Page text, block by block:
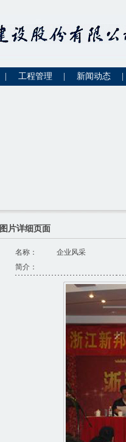
工程管理 新闻动态
图片详细页面
名称：
企业风采
简介：